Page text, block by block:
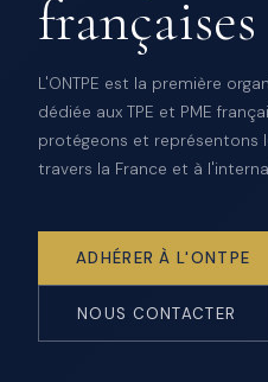
françaises
L'ONTPE est la première
dédiée aux TPE et PME
protégeons et représentons
travers la France et à
ADHÉRER À L'ONTPE
NOUS CONTACTER